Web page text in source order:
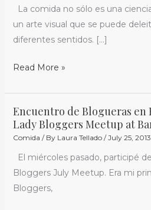
La comida no sólo es una
un arte visual que se puede
diferentes sentidos. […]
Chef
Robert
Irvine
Devouring
Eyes:
Dinner
Chef
Robert
Irvine
Read More »
Encuentro de Blogueras en
Lady Bloggers Meetup at
Comida / By Laura Tellado /July 25, 2013
El miércoles pasado, participé
Bloggers July Meetup. Era mi
Bloggers,
Encuentro
de
Blogueras
en
Barnie’s
Coffee